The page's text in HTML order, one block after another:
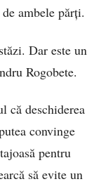
ambele părți.
Dar este un
Rogobete.
că deschiderea
convinge
pentru
să evite un